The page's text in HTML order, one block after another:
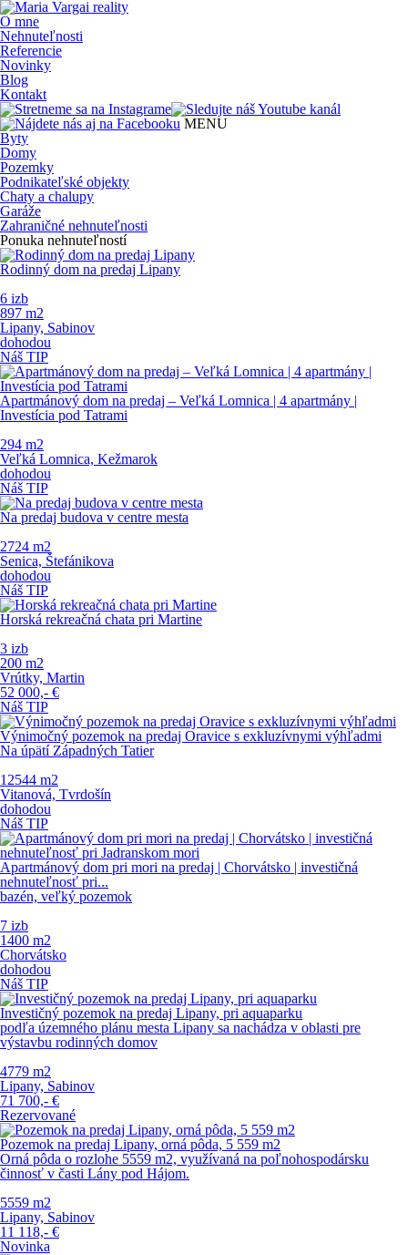
O mne
Nehnuteľnosti
Referencie
Novinky
Blog
Kontakt
MENU
Byty
Domy
Pozemky
Podnikateľské objekty
Chaty a chalupy
Garáže
Zahraničné nehnuteľnosti
Ponuka nehnuteľností
Rodinný dom na predaj Lipany
6 izb
897 m2
Lipany, Sabinov
dohodou
Náš TIP
Apartmánový dom na predaj – Veľká Lomnica | 4 apartmány |
Investícia pod Tatrami
294 m2
Veľká Lomnica, Kežmarok
dohodou
Náš TIP
Na predaj budova v centre mesta
2724 m2
Senica, Štefánikova
dohodou
Náš TIP
Horská rekreačná chata pri Martine
3 izb
200 m2
Vrútky, Martin
52 000,- €
Náš TIP
Výnimočný pozemok na predaj Oravice s exkluzívnymi výhľadmi
Na úpätí Západných Tatier
12544 m2
Vitanová, Tvrdošín
dohodou
Náš TIP
Apartmánový dom pri mori na predaj | Chorvátsko | investičná
nehnuteľnosť pri...
bazén, veľký pozemok
7 izb
1400 m2
Chorvátsko
dohodou
Náš TIP
Investičný pozemok na predaj Lipany, pri aquaparku
podľa územného plánu mesta Lipany sa nachádza v oblasti pre
výstavbu rodinných domov
4779 m2
Lipany, Sabinov
71 700,- €
Rezervované
Pozemok na predaj Lipany, orná pôda, 5 559 m2
Orná pôda o rozlohe 5559 m2, využívaná na poľnohospodársku
činnosť v časti Lány pod Hájom.
5559 m2
Lipany, Sabinov
11 118,- €
Novinka